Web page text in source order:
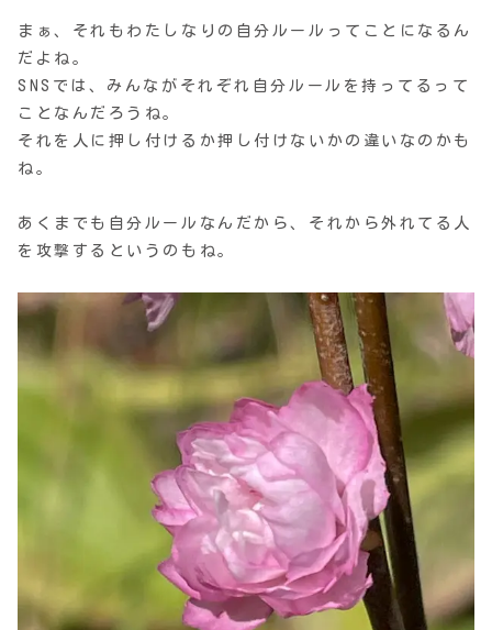
まぁ、それもわたしなりの自分ルールってことになるん
だよね。
SNSでは、みんながそれぞれ自分ルールを持ってるって
ことなんだろうね。
それを人に押し付けるか押し付けないかの違いなのかも
ね。
あくまでも自分ルールなんだから、それから外れてる人
を攻撃するというのもね。